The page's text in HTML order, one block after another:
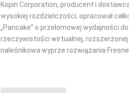
Kopin Corporation, producent i
wysokiej rozdzielczości, opracował
„Pancake” o przełomowej wydajności
rzeczywistości wirtualnej, rozszerzonej
naleśnikowa wyprze rozwiązania